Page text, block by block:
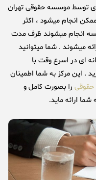
ای توسط موسسه حقوقی تهران
انجام میشود ، اکثر
انجام میشوند ظرف مدت
ارائه میشوند . شما میتوانید
ای در اسرع وقت با
. این مرکز به شما اطمینان
حقوقی را بصورت کامل و
ارائه ماید.